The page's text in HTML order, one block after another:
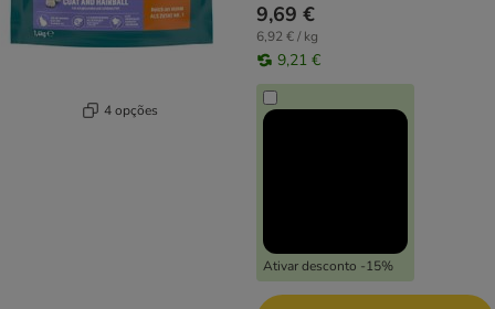
4 opções
9,69 €
6,92 € / kg
9,21 €
Ativar desconto -15%